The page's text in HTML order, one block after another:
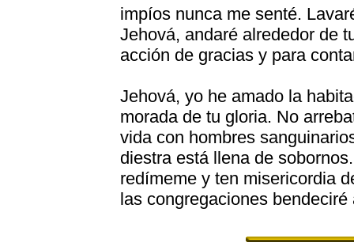
impíos nunca me senté.
Jehová, andaré alrededor de
acción de gracias y para
Jehová, yo he amado la
morada de tu gloria. No
vida con hombres
diestra está llena de
redímeme y ten misericordia
las congregaciones bendeciré